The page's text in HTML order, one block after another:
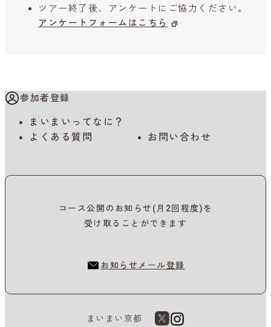
ツアー終了後、アンケートにご協力ください。
アンケートフォームはこちら
参加者登録
まいまいってなに？
よくある質問
お問い合わせ
コース公開のお知らせ(月2回程度)を
受け取ることができます
お知らせメール登録
まいまい京都